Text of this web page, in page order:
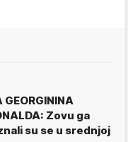
GEORGININA
Zovu ga
su se u srednjoj